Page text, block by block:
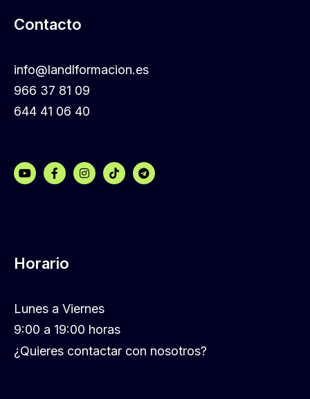
Contacto
info@landlformacion.es
966 37 81 09
644 41 06 40
Horario
Lunes a Viernes
9:00 a 19:00 horas
¿Quieres contactar con nosotros?